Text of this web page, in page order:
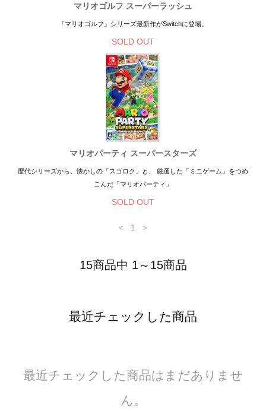
マリオゴルフ スーパーラッシュ
『マリオゴルフ』シリーズ最新作がSwitchに登場。
SOLD OUT
マリオパーティ スーパースターズ
歴代シリーズから、懐かしの「スゴロク」と、 厳選した「ミニゲーム」をつめ
こんだ「マリオパーティ」
SOLD OUT
< 1 >
15商品中 1～15商品
最近チェックした商品
最近チェックした商品はまだありませ
ん。